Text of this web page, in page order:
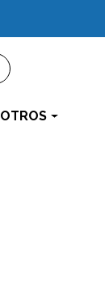
OTROS